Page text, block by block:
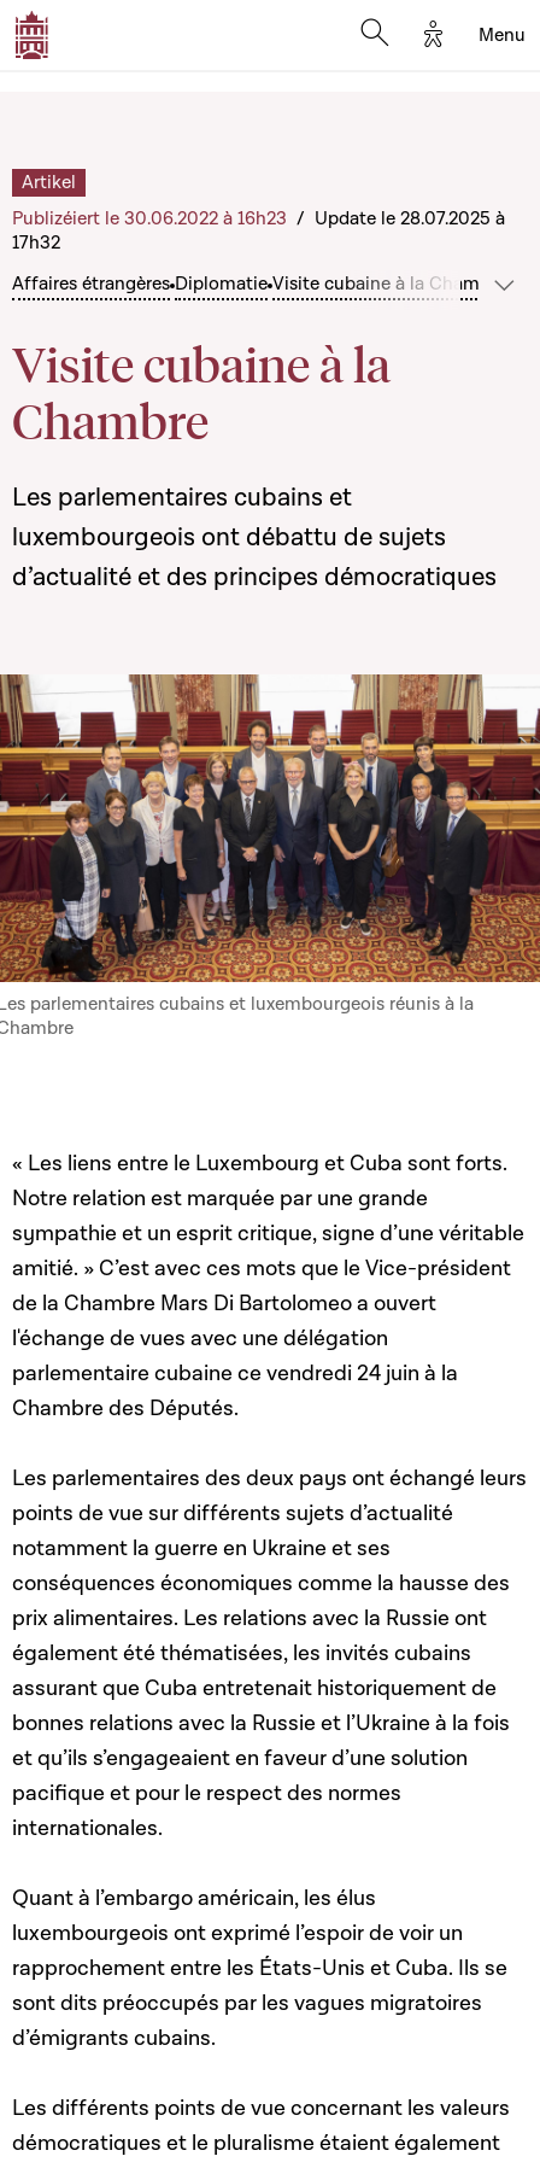
Options
Menu
Affaires étrangères Diplomatie Visite cubaine à la ChambreMéi
Visite cubaine à la
Chambre
Artikel
Publizéiert le 30.06.2022 à 16h23 / Update le 28.07.2025 à
17h32
Les parlementaires cubains et
luxembourgeois ont débattu de sujets
d’actualité et des principes démocratiques
parlementaires cubains et luxembourgeois réunis à la
« Les liens entre le Luxembourg et Cuba sont forts.
Notre relation est marquée par une grande
sympathie et un esprit critique, signe d’une véritable
amitié. » C’est avec ces mots que le Vice-président
de la Chambre Mars Di Bartolomeo a ouvert
l'échange de vues avec une délégation
parlementaire cubaine ce vendredi 24 juin à la
Chambre des Députés.
Les parlementaires des deux pays ont échangé leurs
points de vue sur différents sujets d’actualité
notamment la guerre en Ukraine et ses
conséquences économiques comme la hausse des
prix alimentaires. Les relations avec la Russie ont
également été thématisées, les invités cubains
assurant que Cuba entretenait historiquement de
bonnes relations avec la Russie et l’Ukraine à la fois
et qu’ils s’engageaient en faveur d’une solution
pacifique et pour le respect des normes
internationales.
Quant à l’embargo américain, les élus
luxembourgeois ont exprimé l’espoir de voir un
rapprochement entre les États-Unis et Cuba. Ils se
sont dits préoccupés par les vagues migratoires
d’émigrants cubains.
Les différents points de vue concernant les valeurs
démocratiques et le pluralisme étaient également